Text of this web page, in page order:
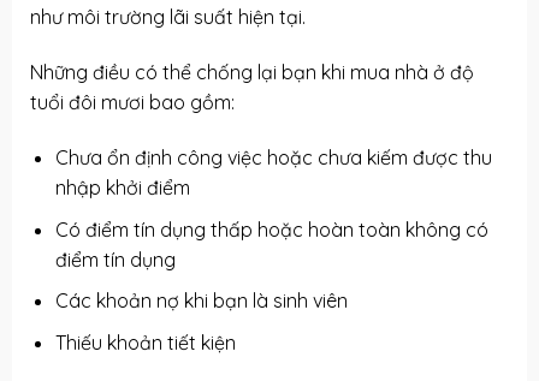
như môi trường lãi suất hiện tại.
Những điều có thể chống lại bạn khi mua nhà ở độ
tuổi đôi mươi bao gồm:
Chưa ổn định công việc hoặc chưa kiếm được thu
nhập khởi điểm
Có điểm tín dụng thấp hoặc hoàn toàn không có
điểm tín dụng
Các khoản nợ khi bạn là sinh viên
Thiếu khoản tiết kiện